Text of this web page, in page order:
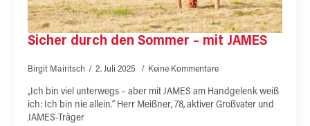
Sicher durch den Sommer – mit JAMES
Birgit Mairitsch 2. Juli 2025 Keine Kommentare
„Ich bin viel unterwegs – aber mit JAMES am Handgelenk weiß
ich: Ich bin nie allein.“ Herr Meißner, 78, aktiver Großvater und
JAMES-Träger